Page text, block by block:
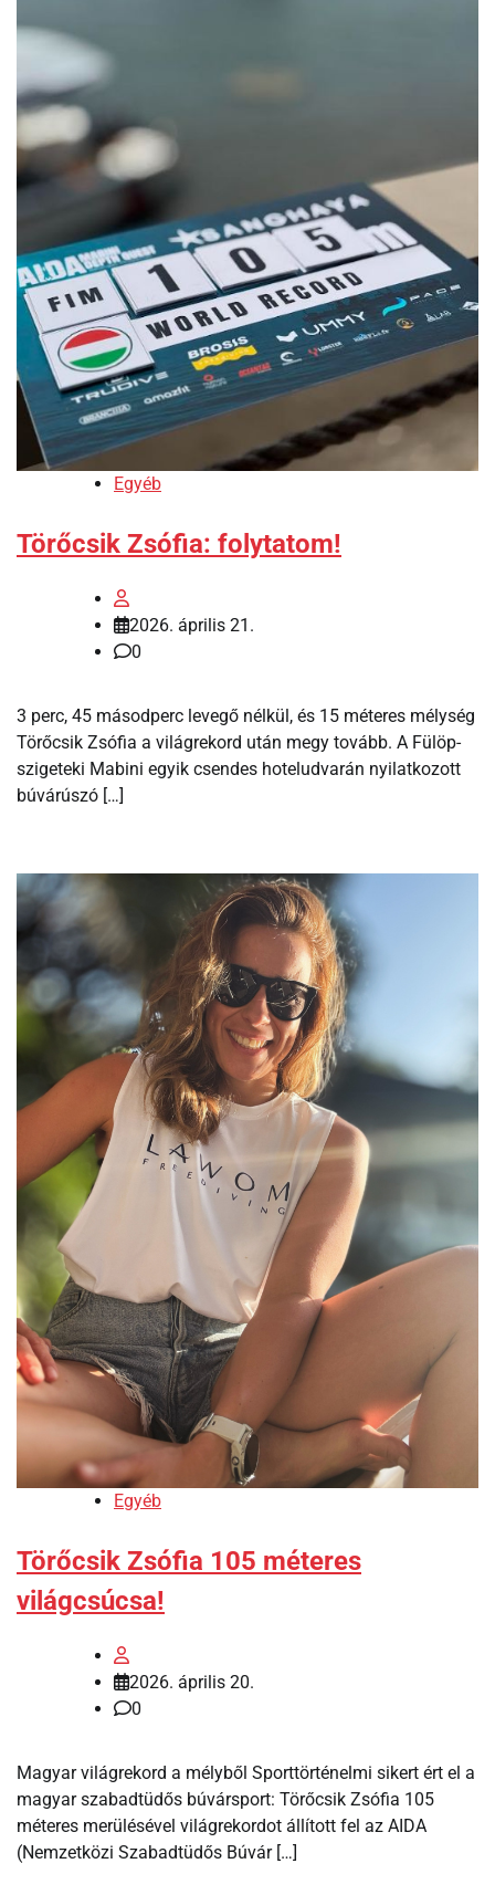
Egyéb
Törőcsik Zsófia: folytatom!
2026. április 21.
0
3 perc, 45 másodperc levegő nélkül, és 15 méteres mélység
Törőcsik Zsófia a világrekord után megy tovább. A Fülöp-
szigeteki Mabini egyik csendes hoteludvarán nyilatkozott
búvárúszó […]
Egyéb
Törőcsik Zsófia 105 méteres
világcsúcsa!
2026. április 20.
0
Magyar világrekord a mélyből Sporttörténelmi sikert ért el a
magyar szabadtüdős búvársport: Törőcsik Zsófia 105
méteres merülésével világrekordot állított fel az AIDA
(Nemzetközi Szabadtüdős Búvár […]